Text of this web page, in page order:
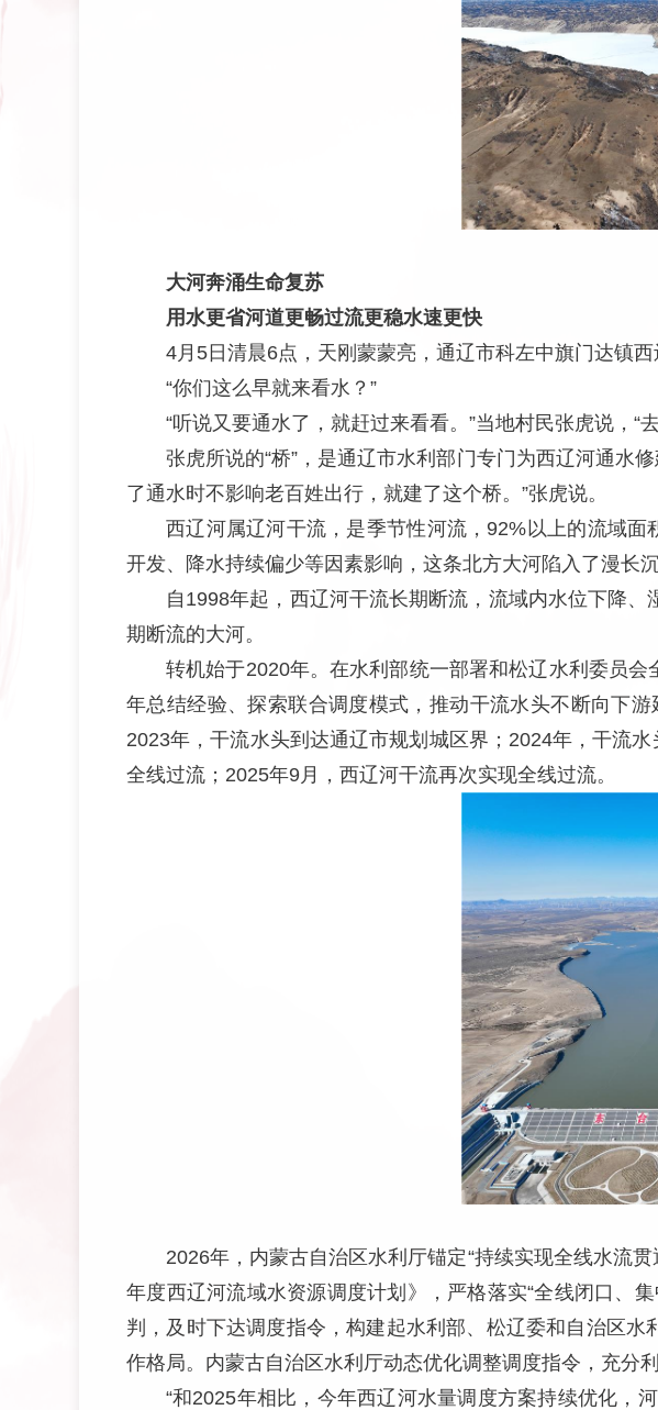
大河奔涌生命复苏
用水更省河道更畅过流更稳水速更快
4月5日清晨6点，天刚蒙蒙亮，通辽市科左中旗门达镇西
“你们这么早就来看水？”
“听说又要通水了，就赶过来看看。”当地村民张虎说，“
张虎所说的“桥”，是通辽市水利部门专门为西辽河通水
了通水时不影响老百姓出行，就建了这个桥。”张虎说。
西辽河属辽河干流，是季节性河流，92%以上的流域
开发、降水持续偏少等因素影响，这条北方大河陷入了漫长沉
自1998年起，西辽河干流长期断流，流域内水位下降
期断流的大河。
转机始于2020年。在水利部统一部署和松辽水利委员
年总结经验、探索联合调度模式，推动干流水头不断向下
2023年，干流水头到达通辽市规划城区界；2024年，干流
全线过流；2025年9月，西辽河干流再次实现全线过流。
2026年，内蒙古自治区水利厅锚定“持续实现全线水流
年度西辽河流域水资源调度计划》，严格落实“全线闭口、
判，及时下达调度指令，构建起水利部、松辽委和自治区
作格局。内蒙古自治区水利厅动态优化调整调度指令，充分
“和2025年相比，今年西辽河水量调度方案持续优化，